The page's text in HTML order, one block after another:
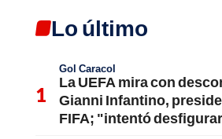
Lo último
Gol Caracol
La UEFA mira con
Gianni Infantino,
FIFA; "intentó